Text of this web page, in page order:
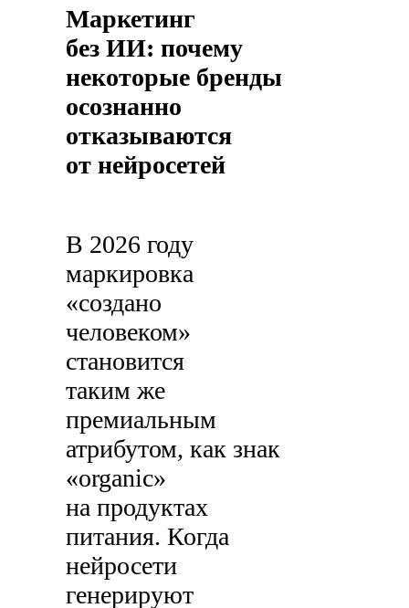
Маркетинг
без ИИ: почему
некоторые бренды
осознанно
отказываются
от нейросетей
В 2026 году
маркировка
«создано
человеком»
становится
таким же
премиальным
атрибутом, как знак
«organic»
на продуктах
питания. Когда
нейросети
генерируют